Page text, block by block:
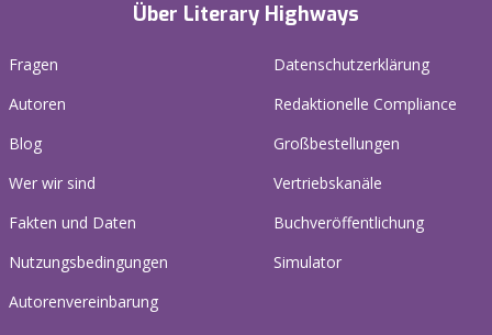
Über Literary Highways
Fragen
Autoren
Blog
Wer wir sind
Fakten und Daten
Nutzungsbedingungen
Autorenvereinbarung
Datenschutzerklärung
Redaktionelle Compliance
Großbestellungen
Vertriebskanäle
Buchveröffentlichung
Simulator